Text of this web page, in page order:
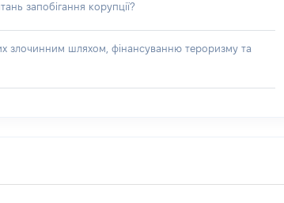
запобігання корупції?
злочинним шляхом, фінансуванню тероризму та